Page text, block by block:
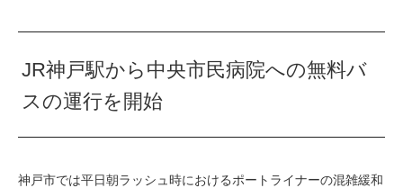
JR神戸駅から中央市民病院への無料バ
スの運行を開始
神戸市では平日朝ラッシュ時におけるポートライナーの混雑緩和